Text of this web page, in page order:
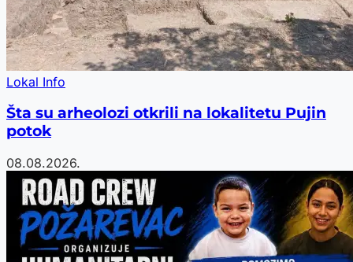
Lokal Info
Šta su arheolozi otkrili na lokalitetu Pujin
potok
08.08.2026.